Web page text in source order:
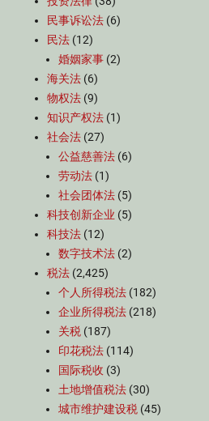
民事诉讼法 (6)
民法 (12)
婚姻家事 (2)
海关法 (6)
物权法 (9)
知识产权法 (1)
社会法 (27)
公益慈善法 (6)
劳动法 (1)
社会团体法 (5)
科技创新企业 (5)
科技法 (12)
数字技术法 (2)
税法 (2,425)
个人所得税法 (182)
企业所得税法 (218)
关税 (187)
印花税法 (114)
国际税收 (3)
土地增值税法 (30)
城市维护建设税 (45)